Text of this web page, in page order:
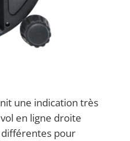
une indication très
en ligne droite
pour